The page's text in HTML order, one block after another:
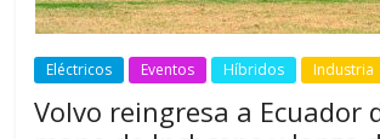
Eléctricos Eventos Híbridos Industria
Volvo reingresa a Ecuador